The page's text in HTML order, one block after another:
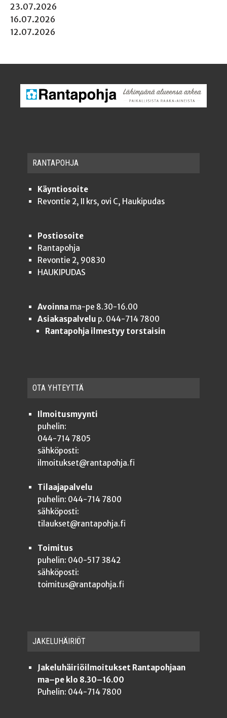
23.07.2026
16.07.2026
12.07.2026
RAN­TA­POH­JA
Käyntiosoite
Revontie 2, II krs, ovi C, Haukipudas
Postiosoite
Rantapohja
Revontie 2, 90830
HAUKIPUDAS
Avoinnama-pe 8.30-16.00
Asiakaspalvelu p. 044-714 7800
Rantapohja ilmestyy torstaisin
OTA YHTEYT­TÄ
Ilmoitusmyynti
puhelin:
044-714 7805
sähköposti:
ilmoitukset@rantapohja.fi
Tilaajapalvelu
puhelin: 044-714 7800
sähköposti:
tilaukset@rantapohja.fi
Toimitus
puhelin: 040-517 3842
sähköposti:
toimitus@rantapohja.fi
JAKE­LU­HÄI­RIÖT
Jakeluhäiriöilmoitukset Rantapohjaan
ma–pe klo 8.30–16.00
Puhelin: 044-714 7800